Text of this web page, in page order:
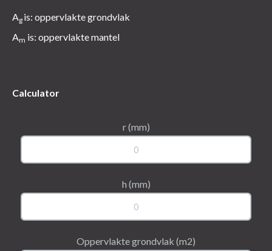
Ag is: oppervlakte grondvlak
Am is: oppervlakte mantel
Calculator
r (mm)
h (mm)
Oppervlakte grondvlak (m2)